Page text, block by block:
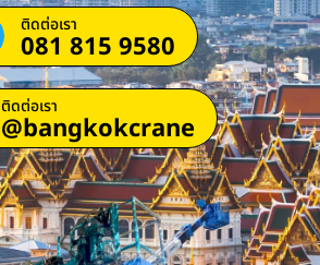
ติดต่อเรา
081 815 9580
ติดต่อเรา
@bangkokcrane